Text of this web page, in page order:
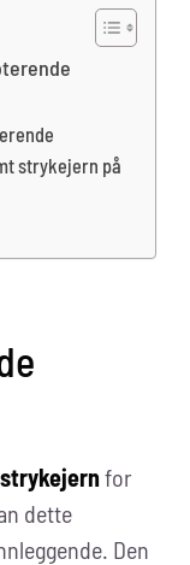
strykejern på
for
dette
Den